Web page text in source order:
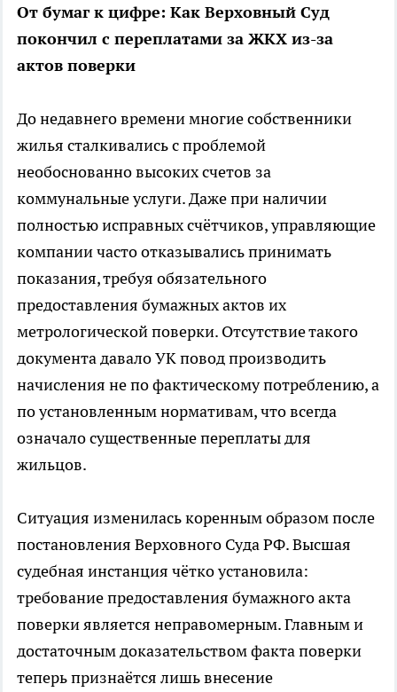
От бумаг к цифре: Как Верховный Суд
покончил с переплатами за ЖКХ из-за
актов поверки
До недавнего времени многие собственники
жилья сталкивались с проблемой
необоснованно высоких счетов за
коммунальные услуги. Даже при наличии
полностью исправных счётчиков, управляющие
компании часто отказывались принимать
показания, требуя обязательного
предоставления бумажных актов их
метрологической поверки. Отсутствие такого
документа давало УК повод производить
начисления не по фактическому потреблению, а
по установленным нормативам, что всегда
означало существенные переплаты для
жильцов.
Ситуация изменилась коренным образом после
постановления Верховного Суда РФ. Высшая
судебная инстанция чётко установила:
требование предоставления бумажного акта
поверки является неправомерным. Главным и
достаточным доказательством факта поверки
теперь признаётся лишь внесение